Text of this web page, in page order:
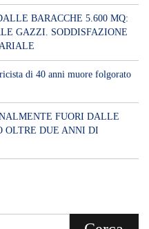
BARACCHE 5.600 MQ:
GAZZI. SODDISFAZIONE
di 40 anni muore folgorato
FUORI DALLE
OLTRE DUE ANNI DI